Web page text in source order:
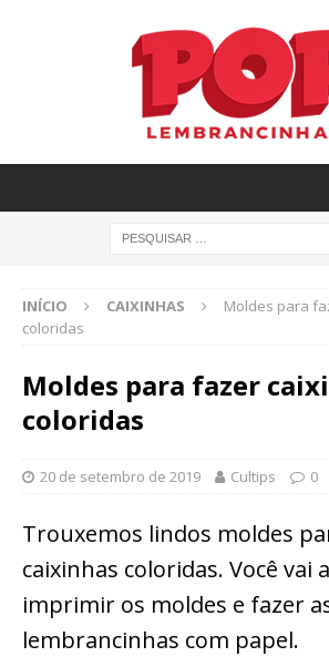
INÍCIO CAIXINHAS
Moldes para
coloridas
Moldes para fazer
coloridas
20 de setembro de 2019 Cultips 0
Trouxemos lindos moldes
caixinhas coloridas. Você vai
imprimir os moldes e fazer
lembrancinhas com papel.